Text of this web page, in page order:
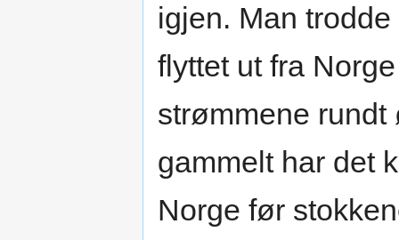
igjen. Man
flyttet ut fra
strømmene
gammelt har det
Norge før